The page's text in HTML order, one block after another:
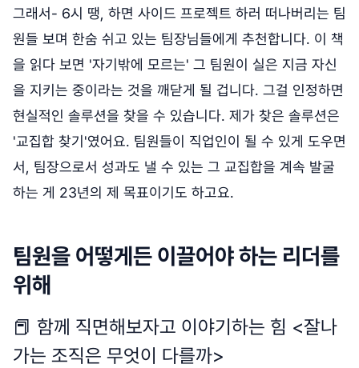
그래서- 6시 땡, 하면 사이드 프로젝트 하러 떠나버리는 팀
원들 보며 한숨 쉬고 있는 팀장님들에게 추천합니다. 이 책
을 읽다 보면 '자기밖에 모르는' 그 팀원이 실은 지금 자신
을 지키는 중이라는 것을 깨닫게 될 겁니다. 그걸 인정하면
현실적인 솔루션을 찾을 수 있습니다. 제가 찾은 솔루션은
'교집합 찾기'였어요. 팀원들이 직업인이 될 수 있게 도우면
서, 팀장으로서 성과도 낼 수 있는 그 교집합을 계속 발굴
하는 게 23년의 제 목표이기도 하고요.
팀원을 어떻게든 이끌어야 하는 리더를
위해
📕 함께 직면해보자고 이야기하는 힘 <잘나
가는 조직은 무엇이 다를까>